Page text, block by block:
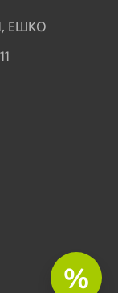
%
ЕШКО